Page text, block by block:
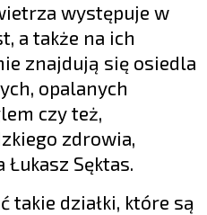
występuje w
a także na ich
znajdują się osiedla
opalanych
czy też,
zdrowia,
Sęktas.
takie działki, które są